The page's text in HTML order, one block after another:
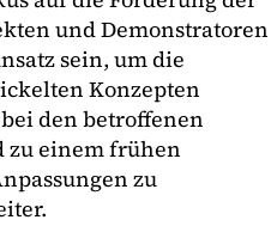
und Demonstratoren
sein, um die
Konzepten
den betroffenen
zu einem frühen
zu